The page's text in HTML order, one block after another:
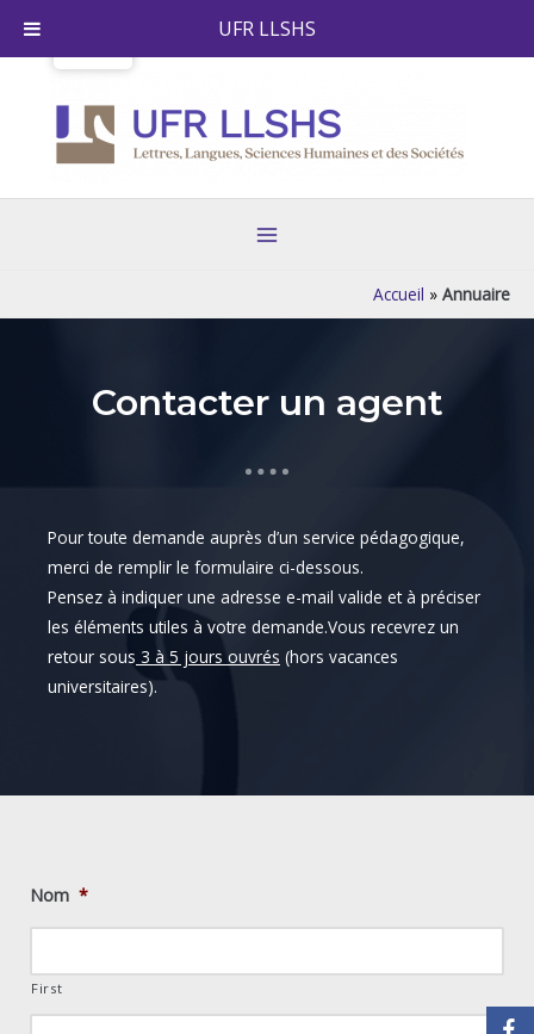
Menu
Accueil » Annuaire
Contacter un agent
Pour toute demande auprès d’un service pédagogique,
merci de remplir le formulaire ci-dessous.
Pensez à indiquer une adresse e-mail valide et à préciser
les éléments utiles à votre demande.Vous recevrez un
retour sous 3 à 5 jours ouvrés (hors vacances
universitaires).
Nom *
First
UFR LLSHS